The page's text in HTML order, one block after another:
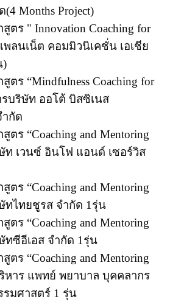
(4 Months Project)
สูตร " Innovation Coaching for
ลนเน็ต คอมมิวนิเคชั่น เอเชีย
)
ตร “Mindfulness Coaching for
บริษัท ออโต้ บิสซิเนส
กัด
สูตร “Coaching and Mentoring
ท เวนซ์ อินโฟ แอนด์ เซอร์วิส
สูตร “Coaching and Mentoring
ทไทยชูรส จำกัด 1รุ่น
สูตร “Coaching and Mentoring
ทซีอีเอส จำกัด 1รุ่น
ตร “Coaching and Mentoring
หาร แพทย์ พยาบาล บุคคลากร
รมศาสตร์ 1 รุ่น